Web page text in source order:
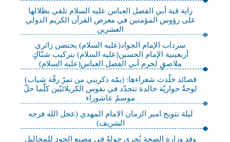
راية قبة أبي الفضل العباس عليه السلام تلقي بظلالها
على رؤوس المؤمنين في معرض القرآن الكريم الدولي
العشرين
سرداب الإمام الجواد(عليه السلام) يحتضن زائري
أربعينية الإمام الحسين(عليه السلام) بتركيب شبّاكٍ
ملاصقٍ لحرم أبي الفضل العباس(عليه السلام)
قصائد خلّدت شعراءها: (يمّه ذكريني من تمرّ زفّة شباب)
لوحةٌ حواريّة خالدة تتجدّد في نفوس الكربلائيّين كلّما حلّ
موسمُ عاشوراء
ليلة تتويج امير الزمان الامام المهدي (عجل الله فرجه
الشريف)
وفد وزارة الصحة يُجري جولةً في مصنع الجود للمحاليل